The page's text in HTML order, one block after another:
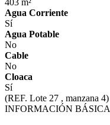
403 m²
Agua Corriente
Sí
Agua Potable
No
Cable
No
Cloaca
Sí
(REF. Lote 27 , manzana 4)
INFORMACIÓN BÁSICA